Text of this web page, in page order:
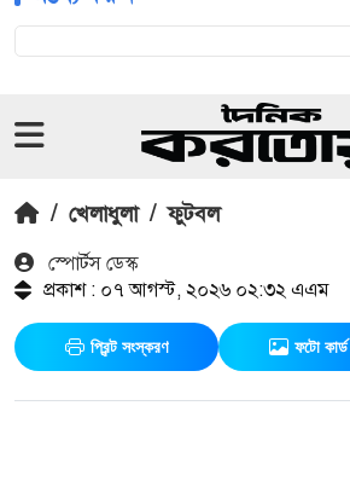
/ খেলাধুলা / ফুটবল
স্পোর্টস ডেস্ক
প্রকাশ : ০৭ আগস্ট, ২০২৬ ০২:৩২ এএম
প্রিন্ট সংস্করণ ফটো কার্ড